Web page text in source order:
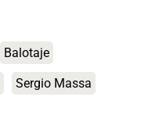
Balotaje
Sergio Massa